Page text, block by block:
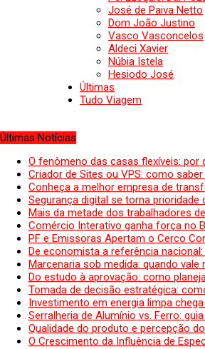
José de Paiva Netto
Dom João Justino
Vasco Vasconcelos
Aldeci Xavier
Núbia Istela
Hesiodo José
Últimas
Tudo Viagem
Últimas Notícias
O fenômeno das casas flexíveis:
Criador de Sites ou VPS: como
Conheça a melhor empresa de
Segurança digital se torna
Mais da metade dos trabalhadores
Comércio Interativo ganha força no
PF e Emissoras Apertam o Cerco
De economista a referência
Marcenaria sob medida: quando
Do estudo à aprovação: como
Tomada de decisão estratégica:
Investimento em energia limpa
Serralheria de Alumínio vs. Ferro:
Qualidade do produto e percepção
O Crescimento da Influência de